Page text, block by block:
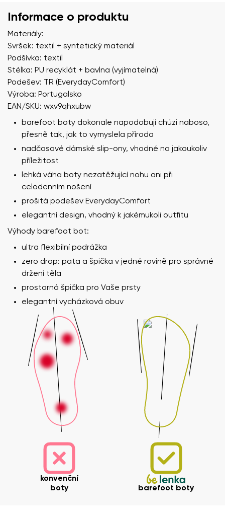
Informace o produktu
Materiály:
Svršek: textil + syntetický materiál
Podšívka: textil
Stélka: PU recyklát + bavlna (vyjímatelná)
Podešev: TR (EverydayComfort)
Výroba: Portugalsko
EAN/SKU: wxv9qhxubw
barefoot boty dokonale napodobují chůzi naboso,
přesně tak, jak to vymyslela příroda
nadčasové dámské slip-ony, vhodné na jakoukoliv
příležitost
lehká váha boty nezatěžující nohu ani při
celodenním nošení
prošitá podešev EverydayComfort
elegantní design, vhodný k jakémukoli outfitu
Výhody barefoot bot:
ultra flexibilní podrážka
zero drop: pata a špička v jedné rovině pro správné
držení těla
prostorná špička pro Vaše prsty
elegantní vycházková obuv
konvenční
boty
barefoot boty